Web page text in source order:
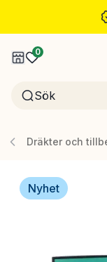
0
Dräkter och
Nyhet